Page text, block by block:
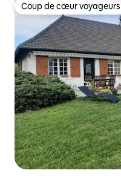
Coup de cœur voyageurs
Coup de cœur voyageurs